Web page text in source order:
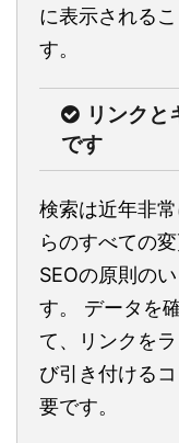
に表示される
す。
リンクと
です
検索は近年非
らのすべての
SEOの原則の
す。 データを
て、リンクを
び引き付ける
要です。